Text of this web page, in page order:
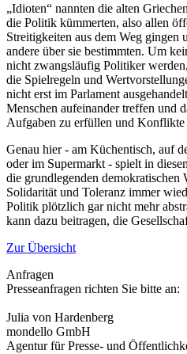
„Idioten“ nannten die alten
die Politik kümmerten, also allen
Streitigkeiten aus dem Weg gingen
andere über sie bestimmten. Um
nicht zwangsläufig Politiker
die Spielregeln und
nicht erst im Parlament
Menschen aufeinander treffen und
Aufgaben zu erfüllen und Konflikte
Genau hier - am Küchentisch, auf
oder im Supermarkt - spielt in
die grundlegenden demokratischen
Solidarität und Toleranz immer
Politik plötzlich gar nicht mehr
kann dazu beitragen, die
Zur Übersicht
Anfragen
Presseanfragen richten Sie bitte an:
Julia von Hardenberg
mondello GmbH
Agentur für Presse- und